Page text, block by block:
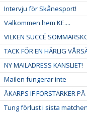
Intervju för Skånesport!
Välkommen hem KE....
VILKEN SUCCÉ
TACK FÖR EN HÄRLIG
NY MAILADRESS KANSLIET!
Mailen fungerar inte
ÅKARPS IF FÖRSTÄRKER
Tung förlust i sista matchen